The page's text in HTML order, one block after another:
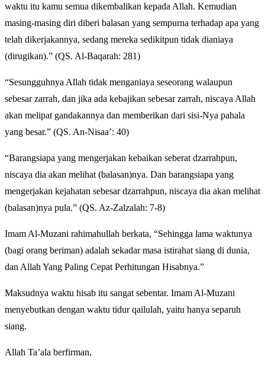
waktu itu kamu semua dikembalikan kepada Allah. Kemudian
masing-masing diri diberi balasan yang sempurna terhadap apa yang
telah dikerjakannya, sedang mereka sedikitpun tidak dianiaya
(dirugikan).” (QS. Al-Baqarah: 281)
“Sesungguhnya Allah tidak menganiaya seseorang walaupun
sebesar zarrah, dan jika ada kebajikan sebesar zarrah, niscaya Allah
akan melipat gandakannya dan memberikan dari sisi-Nya pahala
yang besar.” (QS. An-Nisaa’: 40)
“Barangsiapa yang mengerjakan kebaikan seberat dzarrahpun,
niscaya dia akan melihat (balasan)nya. Dan barangsiapa yang
mengerjakan kejahatan sebesar dzarrahpun, niscaya dia akan melihat
(balasan)nya pula.” (QS. Az-Zalzalah: 7-8)
Imam Al-Muzani rahimahullah berkata, “Sehingga lama waktunya
(bagi orang beriman) adalah sekadar masa istirahat siang di dunia,
dan Allah Yang Paling Cepat Perhitungan Hisabnya.”
Maksudnya waktu hisab itu sangat sebentar. Imam Al-Muzani
menyebutkan dengan waktu tidur qailulah, yaitu hanya separuh
siang.
Allah Ta’ala berfirman,